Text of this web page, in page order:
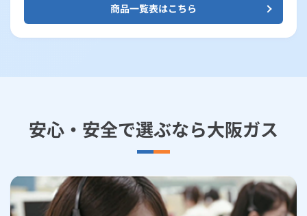
商品一覧表はこちら
安心・安全で選ぶなら大阪ガス